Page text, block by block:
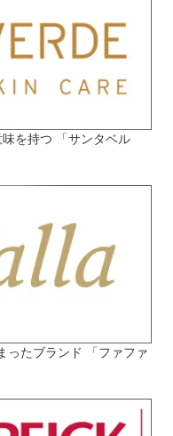
を持つ 「サンタベル
ったブランド 「ファファ